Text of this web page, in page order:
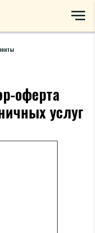
оферта
услуг